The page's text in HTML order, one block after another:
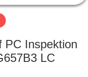
PC Inspektion
LC